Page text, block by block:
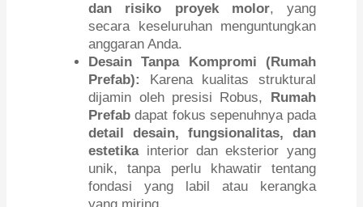
dan risiko proyek molor, yang
secara keseluruhan menguntungkan
anggaran Anda.
Desain Tanpa Kompromi (Rumah
Prefab):
Karena kualitas struktural
dijamin oleh presisi Robus, Rumah
Prefab dapat fokus sepenuhnya pada
detail desain, fungsionalitas, dan
estetikainterior dan eksterior yang
unik, tanpa perlu khawatir tentang
fondasi yang labil atau kerangka